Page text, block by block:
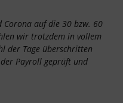
Corona auf die 30 bzw. 60
wir trotzdem in vollem
der Tage überschritten
Payroll geprüft und